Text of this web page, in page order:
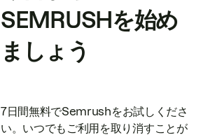
SEMRUSHを始め
ましょう
7日間無料でSemrushをお試しくださ
い。いつでもご利用を取り消すことが